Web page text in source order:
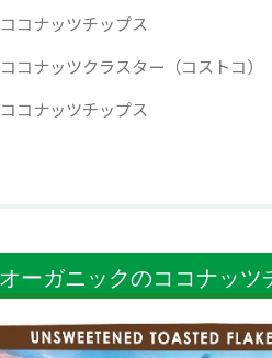
コナッツチップス
コナッツクラスター（コストコ）
コナッツチップス
オーガニックのココナッツ